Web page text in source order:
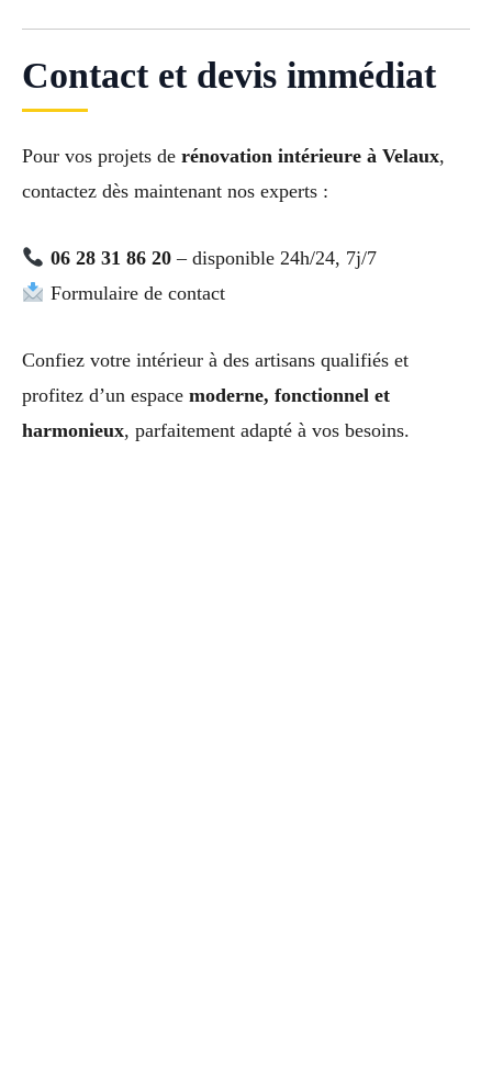
Contact et devis immédiat
Pour vos projets de rénovation intérieure à Velaux,
contactez dès maintenant nos experts :
06 28 31 86 20– disponible 24h/24, 7j/7
Formulaire de contact
Confiez votre intérieur à des artisans qualifiés et
profitez d’un espace moderne, fonctionnel et
harmonieux, parfaitement adapté à vos besoins.